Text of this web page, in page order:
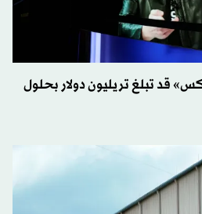
قد تبلغ تريليون دولار بحلول